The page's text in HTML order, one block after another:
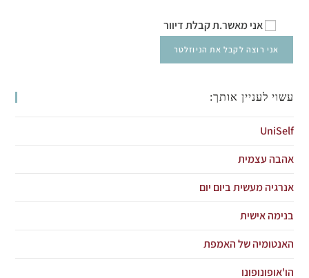
אני מאשר.ת קבלת דיוור
עשוי לעניין אותך:
UniSelf
אהבה עצמית
אנרגיה מעשית ביום יום
בנימה אישית
האנטומיה של האמפת
הו'אופונופונו